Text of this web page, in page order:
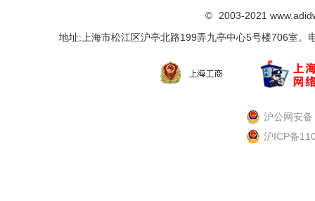
©
2003-2021
地址:上海市松江区沪亭北路199弄九亭中心5号楼706室
沪公网安
沪ICP备